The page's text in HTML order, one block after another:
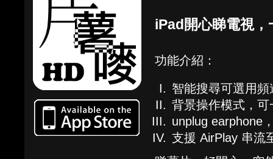
iPad開心睇電視
功能介紹：
智能搜尋可選用
背景操作模式，
unplug earphone
支援 AirPlay 串流